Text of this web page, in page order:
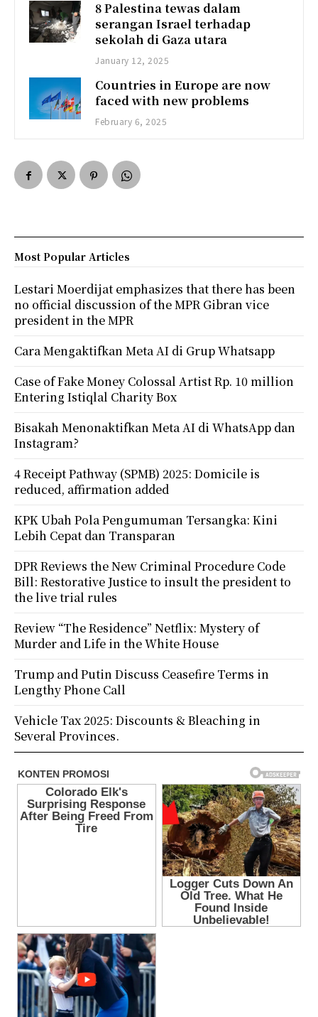
8 Palestina tewas dalam
serangan Israel terhadap
sekolah di Gaza utara
January 12, 2025
Countries in Europe are now
faced with new problems
February 6, 2025
Most Popular Articles
Lestari Moerdijat emphasizes that there has been
no official discussion of the MPR Gibran vice
president in the MPR
Cara Mengaktifkan Meta AI di Grup Whatsapp
Case of Fake Money Colossal Artist Rp. 10 million
Entering Istiqlal Charity Box
Bisakah Menonaktifkan Meta AI di WhatsApp dan
Instagram?
4 Receipt Pathway (SPMB) 2025: Domicile is
reduced, affirmation added
KPK Ubah Pola Pengumuman Tersangka: Kini
Lebih Cepat dan Transparan
DPR Reviews the New Criminal Procedure Code
Bill: Restorative Justice to insult the president to
the live trial rules
Review “The Residence” Netflix: Mystery of
Murder and Life in the White House
Trump and Putin Discuss Ceasefire Terms in
Lengthy Phone Call
Vehicle Tax 2025: Discounts & Bleaching in
Several Provinces.